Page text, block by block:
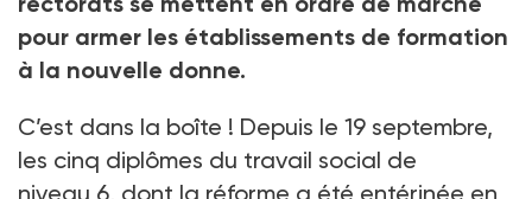
pour armer les établissements de formation
à la nouvelle donne.
C’est dans la boîte ! Depuis le 19 septembre,
les cinq diplômes du travail social de
niveau 6, dont la réforme a été entérinée en